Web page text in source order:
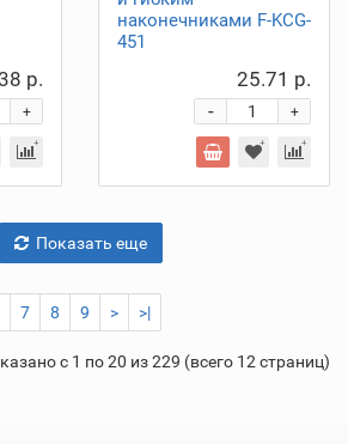
р.
+
наконечниками F-KCG-
451
25.71 р.
+
-
Показать еще
7 8 9 > >|
с 1 по 20 из 229 (всего 12 страниц)